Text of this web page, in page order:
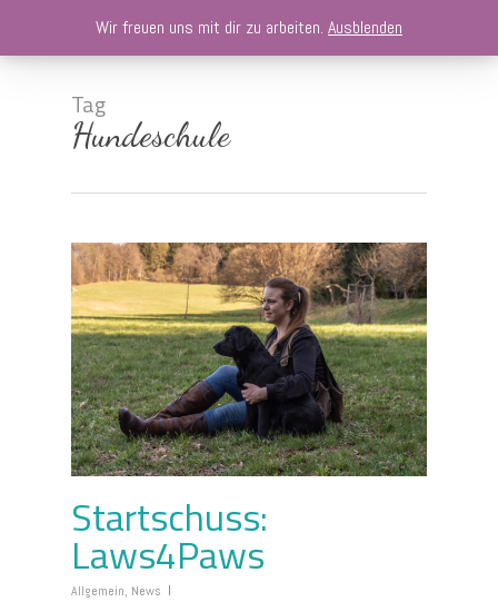
Cart
Tag
Hundeschule
Startschuss:
Laws4Paws
Allgemein, News
Wir freuen uns mit dir zu arbeiten. Ausblenden